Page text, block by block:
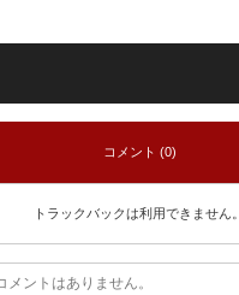
コメント (0)
トラックバックは利用できません。
メントはありません。